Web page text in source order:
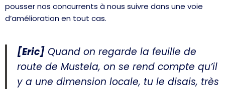
pousser nos concurrents à nous suivre dans une voie
d’amélioration en tout cas.
[Eric] Quand on regarde la feuille de
route de Mustela, on se rend compte qu’il
y a une dimension locale, tu le disais, très